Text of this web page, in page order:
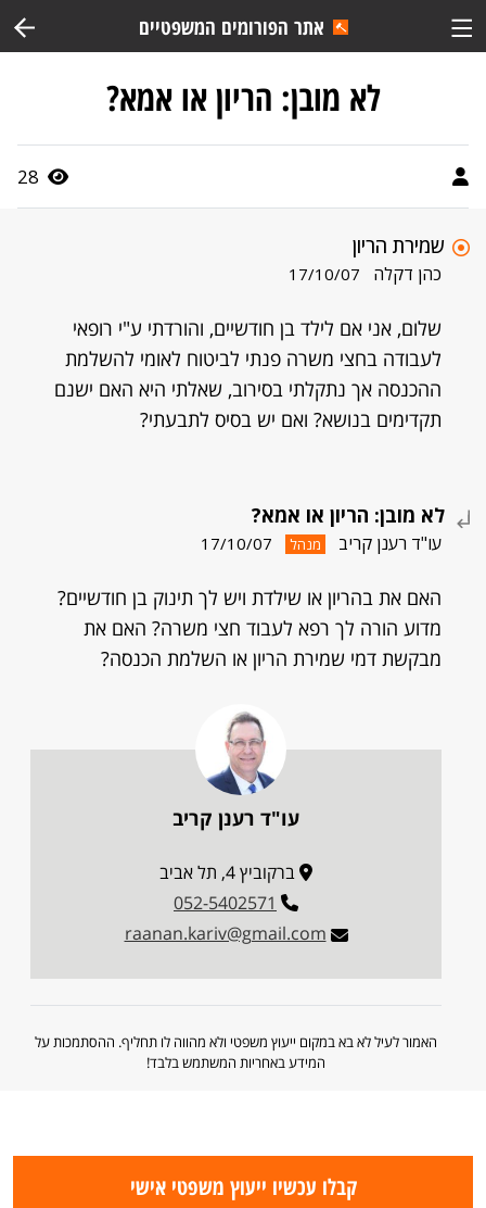
אתר הפורומים המשפטיים
לא מובן: הריון או אמא?
28
שמירת הריון
כהן דקלה 17/10/07
שלום, אני אם לילד בן חודשיים, והורדתי ע"י רופאי
לעבודה בחצי משרה פנתי לביטוח לאומי להשלמת
ההכנסה אך נתקלתי בסירוב, שאלתי היא האם ישנם
תקדימים בנושא? ואם יש בסיס לתבעתי?
לא מובן: הריון או אמא?
עו"ד רענן קריב מנהל 17/10/07
האם את בהריון או שילדת ויש לך תינוק בן חודשיים?
מדוע הורה לך רפא לעבוד חצי משרה? האם את
מבקשת דמי שמירת הריון או השלמת הכנסה?
עו"ד רענן קריב
ברקוביץ 4, תל אביב
052-5402571
raanan.kariv@gmail.com
האמור לעיל לא בא במקום ייעוץ משפטי ולא מהווה לו תחליף. ההסתמכות על
המידע באחריות המשתמש בלבד!
קבלו עכשיו ייעוץ משפטי אישי